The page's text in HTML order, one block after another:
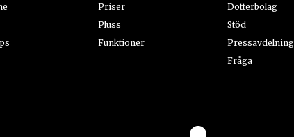
Priser
Pluss
Funktioner
Dotterbolag
Stöd
Pressavdelning
Fråga